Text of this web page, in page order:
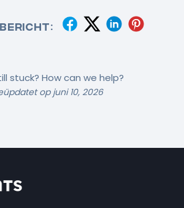
stuck? How can we help?
op juni 10, 2026